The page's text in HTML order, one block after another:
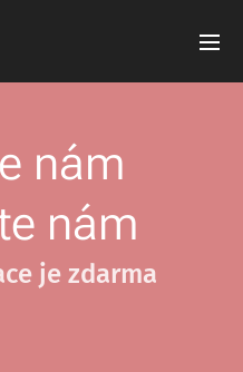
nám
nám
je zdarma